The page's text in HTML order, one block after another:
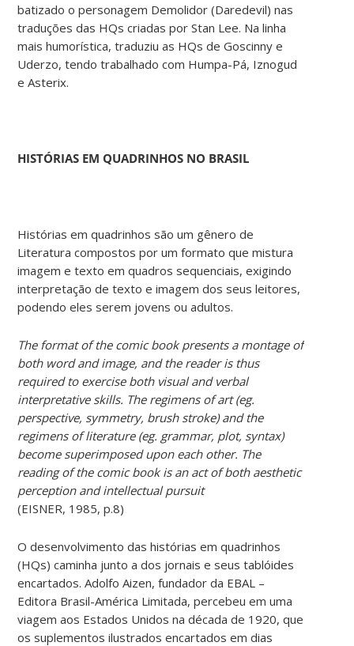
batizado o personagem Demolidor (Daredevil) nas
traduções das HQs criadas por Stan Lee. Na linha
mais humorística, traduziu as HQs de Goscinny e
Uderzo, tendo trabalhado com Humpa-Pá, Iznogud
e Asterix.
HISTÓRIAS EM QUADRINHOS NO BRASIL
Histórias em quadrinhos são um gênero de
Literatura compostos por um formato que mistura
imagem e texto em quadros sequenciais, exigindo
interpretação de texto e imagem dos seus leitores,
podendo eles serem jovens ou adultos.
The format of the comic book presents a montage of
both word and image, and the reader is thus
required to exercise both visual and verbal
interpretative skills. The regimens of art (eg.
perspective, symmetry, brush stroke) and the
regimens of literature (eg. grammar, plot, syntax)
become superimposed upon each other. The
reading of the comic book is an act of both aesthetic
perception and intellectual pursuit
(EISNER, 1985, p.8)
O desenvolvimento das histórias em quadrinhos
(HQs) caminha junto a dos jornais e seus tablóides
encartados. Adolfo Aizen, fundador da EBAL –
Editora Brasil-América Limitada, percebeu em uma
viagem aos Estados Unidos na década de 1920, que
os suplementos ilustrados encartados em dias